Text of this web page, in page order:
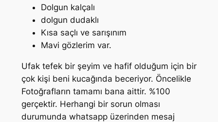
Dolgun kalçalı
dolgun dudaklı
Kısa saçlı ve sarışınım
Mavi gözlerim var.
Ufak tefek bir şeyim ve hafif olduğum için bir
çok kişi beni kucağında beceriyor. Öncelikle
Fotoğrafların tamamı bana aittir. %100
gerçektir. Herhangi bir sorun olması
durumunda whatsapp üzerinden mesaj